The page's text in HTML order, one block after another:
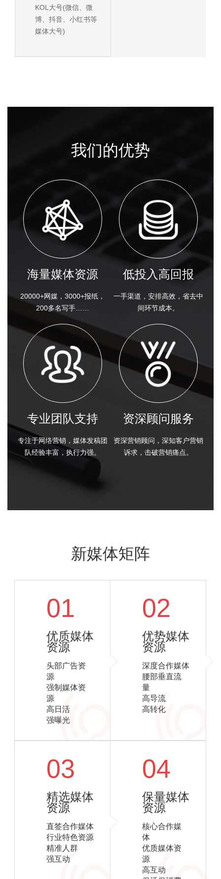
KOL大号(微信、微
博、抖音、小红书等
媒体大号)
我们的优势
海量媒体资源
20000+网媒，3000+报纸，
200多名写手……
低投入高回报
一手渠道，安排高效，省去中
间环节成本。
专业团队支持
专注于网络营销，媒体发稿团
队经验丰富，执行力强。
资深顾问服务
资深营销顾问，深知客户营销
诉求，击破营销痛点。
新媒体矩阵
01
优质媒体
资源
头部广告资
源
强制媒体资
源
高日活
强曝光
02
优势媒体
资源
深度合作媒体
腰部垂直流
量
高导流
高转化
03
精选媒体
资源
直签合作媒体
行业特色资源
精准人群
强互动
04
保量媒体
资源
核心合作媒
体
优质媒体资
源
高互动